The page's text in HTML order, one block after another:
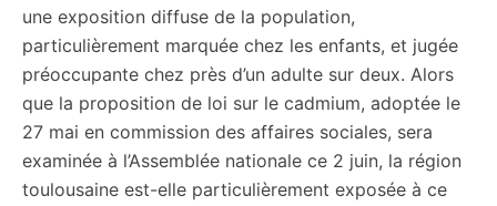
une exposition diffuse de la population,
particulièrement marquée chez les enfants, et jugée
préoccupante chez près d’un adulte sur deux. Alors
que la proposition de loi sur le cadmium, adoptée le
27 mai en commission des affaires sociales, sera
examinée à l’Assemblée nationale ce 2 juin, la région
toulousaine est-elle particulièrement exposée à ce